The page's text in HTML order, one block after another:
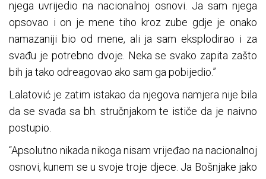
njega uvrijedio na nacionalnoj osnovi. Ja sam njega
opsovao i on je mene tiho kroz zube gdje je onako
namazaniji bio od mene, ali ja sam eksplodirao i za
svađu je potrebno dvoje. Neka se svako zapita zašto
bih ja tako odreagovao ako sam ga pobijedio.”
Lalatović je zatim istakao da njegova namjera nije bila
da se svađa sa bh. stručnjakom te ističe da je naivno
postupio.
“Apsolutno nikada nikoga nisam vrijeđao na nacionalnoj
osnovi, kunem se u svoje troje djece. Ja Bošnjake jako